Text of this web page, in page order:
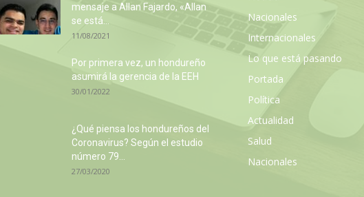
mensaje a Allan Fajardo, «Allan
se está...
11/08/2021
Por primera vez, un hondureño
asumirá la gerencia de la EEH
30/01/2022
¿Qué piensa los hondureños del
Coronavirus? Según el estudio
número 79...
27/03/2020
Nacionales
Internacionales
Lo que está pasando
Portada
Política
Actualidad
Salud
Nacionales